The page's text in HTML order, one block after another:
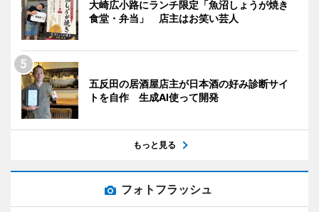
大崎広小路にランチ限定「魚沼しょうが焼き
食堂・弁当」 店主はお笑い芸人
五反田の居酒屋店主が日本酒の好み診断サイ
トを自作 生成AI使って開発
もっと見る
フォトフラッシュ